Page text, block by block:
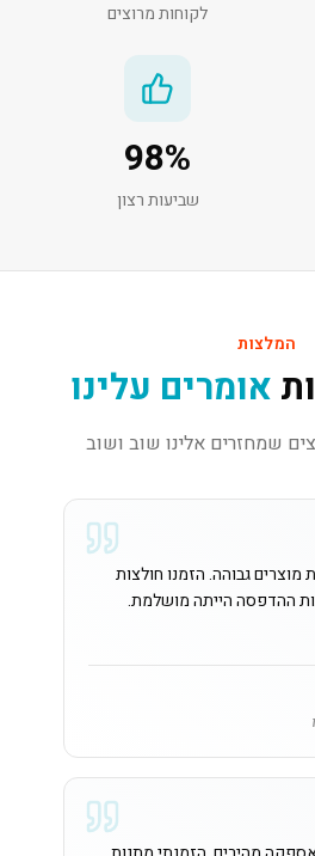
לקוחות מרוצים
98%
שביעות רצון
המלצות
אומרים עלינו
שמחזרים אלינו שוב ושוב
מוצרים גבוהה. הזמנו חולצות
ההדפסה הייתה מושלמת.